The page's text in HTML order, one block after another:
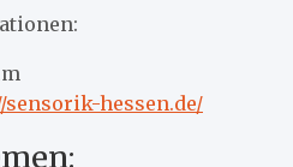
hessen.de/